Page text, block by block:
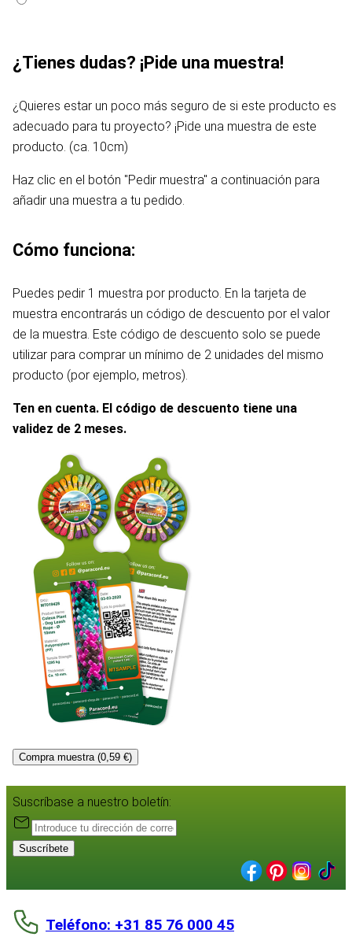
¿Tienes dudas? ¡Pide una muestra!
¿Quieres estar un poco más seguro de si este producto es
adecuado para tu proyecto? ¡Pide una muestra de este
producto. (ca. 10cm)
Haz clic en el botón "Pedir muestra" a continuación para
añadir una muestra a tu pedido.
Cómo funciona:
Puedes pedir 1 muestra por producto. En la tarjeta de
muestra encontrarás un código de descuento por el valor
de la muestra. Este código de descuento solo se puede
utilizar para comprar un mínimo de 2 unidades del mismo
producto (por ejemplo, metros).
Ten en cuenta. El código de descuento tiene una
validez de 2 meses.
Compra muestra (0,59 €)
Suscríbase a nuestro boletín:
Suscríbete
Teléfono: +31 85 76 000 45